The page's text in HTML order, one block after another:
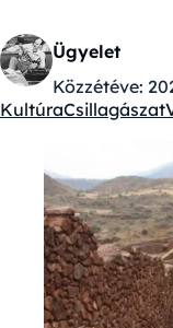
Ügyelet
Közzétéve:
Kategóriák:
KultúraCsillagászat